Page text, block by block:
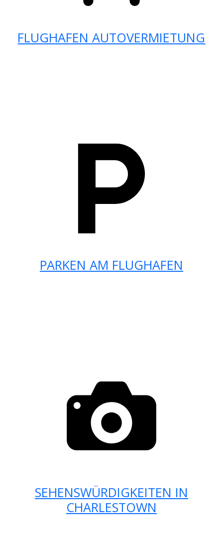
FLUGHAFEN AUTOVERMIETUNG
PARKEN AM FLUGHAFEN
SEHENSWÜRDIGKEITEN IN
CHARLESTOWN